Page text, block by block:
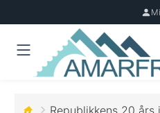
Republikkens 20